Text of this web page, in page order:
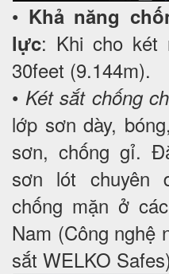
• Khả năng
lực: Khi cho
30feet (9.144m).
• Két sắt chống
lớp sơn dày,
sơn, chống gỉ.
sơn lót chuyên
chống mặn ở
Nam (Công nghệ
sắt WELKO